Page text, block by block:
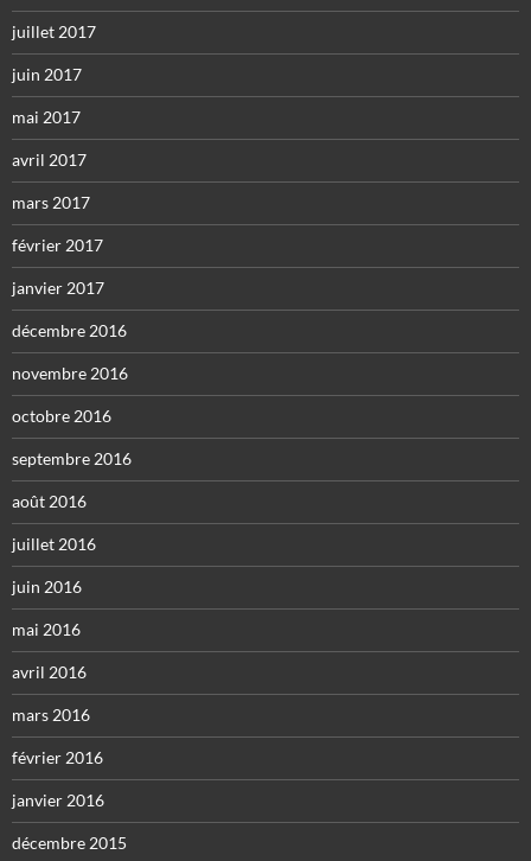
juillet 2017
juin 2017
mai 2017
avril 2017
mars 2017
février 2017
janvier 2017
décembre 2016
novembre 2016
octobre 2016
septembre 2016
août 2016
juillet 2016
juin 2016
mai 2016
avril 2016
mars 2016
février 2016
janvier 2016
décembre 2015